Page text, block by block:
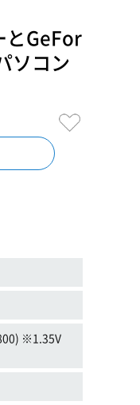
とGeFor
ソコン
※1.35V